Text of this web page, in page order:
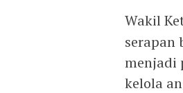
Wakil
serapan
menjadi
kelola